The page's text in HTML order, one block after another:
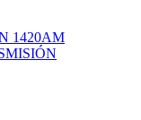
1420AM